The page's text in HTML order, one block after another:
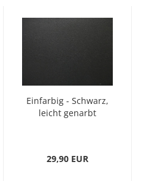
Einfarbig - Schwarz,
leicht genarbt
29,90 EUR